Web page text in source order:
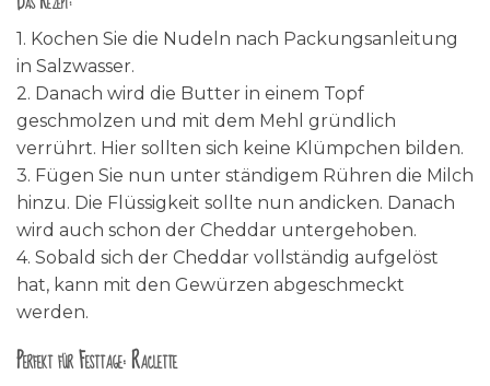
1. Kochen Sie die Nudeln nach Packungsanleitung
in Salzwasser.
2. Danach wird die Butter in einem Topf
geschmolzen und mit dem Mehl gründlich
verrührt. Hier sollten sich keine Klümpchen bilden.
3. Fügen Sie nun unter ständigem Rühren die Milch
hinzu. Die Flüssigkeit sollte nun andicken. Danach
wird auch schon der Cheddar untergehoben.
4. Sobald sich der Cheddar vollständig aufgelöst
hat, kann mit den Gewürzen abgeschmeckt
werden.
Perfekt für Festtage: Raclette